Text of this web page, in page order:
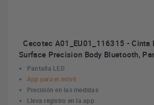
Cecotec A01_EU01_116315 -
Surface Precision Body Bluetooth,
Pantalla LED
App para el móvil
Precisión en las medidas
Lleva registro en la app